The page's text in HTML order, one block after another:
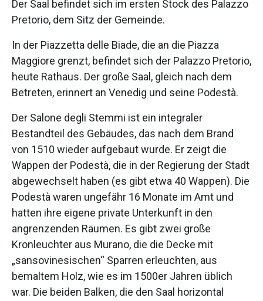
Der Saal befindet sich im ersten Stock des Palazzo
Pretorio, dem Sitz der Gemeinde.
In der Piazzetta delle Biade, die an die Piazza
Maggiore grenzt, befindet sich der Palazzo Pretorio,
heute Rathaus. Der große Saal, gleich nach dem
Betreten, erinnert an Venedig und seine Podestà.
Der Salone degli Stemmi ist ein integraler
Bestandteil des Gebäudes, das nach dem Brand
von 1510 wieder aufgebaut wurde. Er zeigt die
Wappen der Podestà, die in der Regierung der Stadt
abgewechselt haben (es gibt etwa 40 Wappen). Die
Podestà waren ungefähr 16 Monate im Amt und
hatten ihre eigene private Unterkunft in den
angrenzenden Räumen. Es gibt zwei große
Kronleuchter aus Murano, die die Decke mit
„sansovinesischen“ Sparren erleuchten, aus
bemaltem Holz, wie es im 1500er Jahren üblich
war. Die beiden Balken, die den Saal horizontal